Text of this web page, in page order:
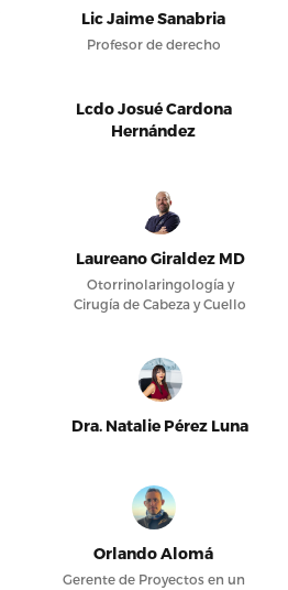
Lic Jaime Sanabria
Profesor de derecho
Lcdo Josué Cardona
Hernández
Laureano Giraldez MD
Otorrinolaringología y
Cirugía de Cabeza y Cuello
Dra. Natalie Pérez Luna
Orlando Alomá
Gerente de Proyectos en un